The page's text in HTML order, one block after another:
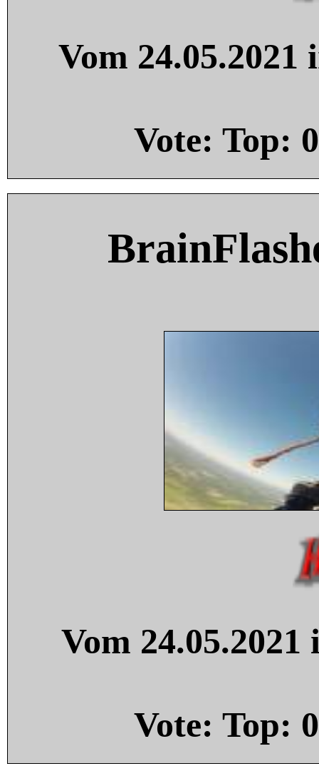
Vom
Vote: Top: 0
Vom
Vote: Top: 0